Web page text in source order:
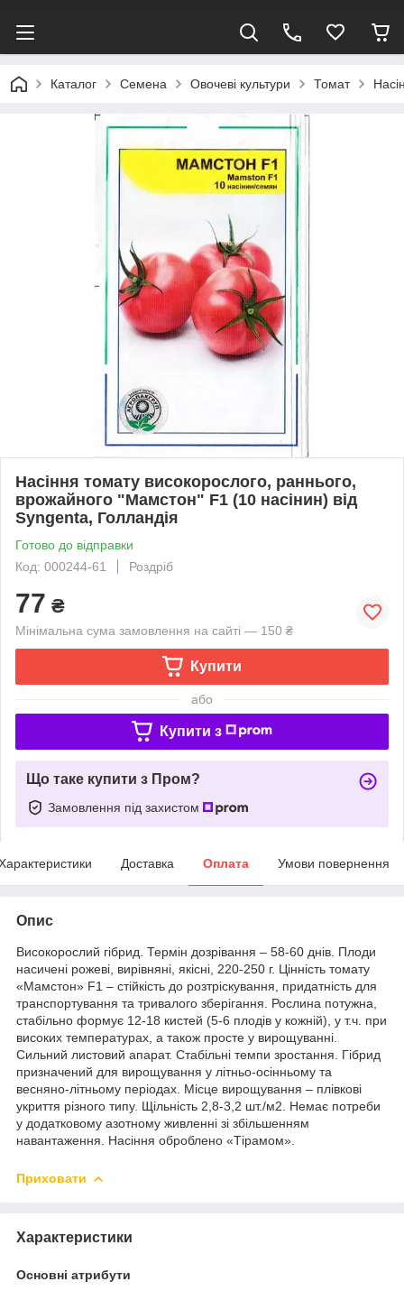
Каталог Семена Овочеві культури Томат
Насіння томату високорослого, раннього,
врожайного "Мамстон" F1 (10 насінин) від
Syngenta, Голландія
Готово до відправки
Код: 000244-61
Роздріб
77 ₴
Мінімальна сума замовлення на сайті — 150 ₴
Купити
або
Купити з
Що таке купити з Пром?
Замовлення під захистом
Доставка Оплата Умови повернення
Опис
Високорослий гібрид. Термін дозрівання – 58-60 днів. Плоди
насичені рожеві, вирівняні, якісні, 220-250 г. Цінність томату
«Мамстон» F1 – стійкість до розтріскування, придатність для
транспортування та тривалого зберігання. Рослина потужна,
стабільно формує 12-18 кистей (5-6 плодів у кожній), у т.ч. при
високих температурах, а також просте у вирощуванні.
Сильний листовий апарат. Стабільні темпи зростання. Гібрид
призначений для вирощування у літньо-осінньому та
весняно-літньому періодах. Місце вирощування – плівкові
укриття різного типу. Щільність 2,8-3,2 шт./м2. Немає потреби
у додатковому азотному живленні зі збільшенням
навантаження. Насіння оброблено «Тірамом».
Приховати
Характеристики
Основні атрибути